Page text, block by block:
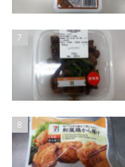
7
8